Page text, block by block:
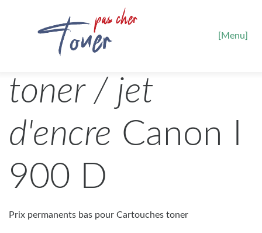
[Menu]
toner / jet
d'encre Canon I
900 D
Prix permanents bas pour Cartouches toner